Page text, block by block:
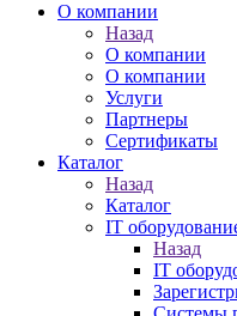
О компании
Назад
О компании
О компании
Услуги
Партнеры
Сертификаты
Каталог
Назад
Каталог
IT
Назад
IT